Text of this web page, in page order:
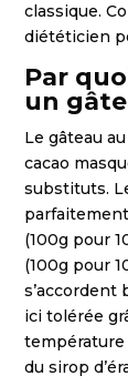
classique.
diététicien
Par
un
Le gâteau
cacao
substituts.
(100g pour
(100g pour
s’accordent
ici tolérée
température
du sirop